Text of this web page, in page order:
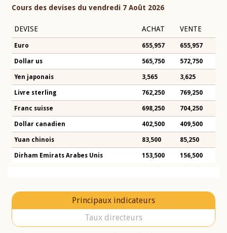
Cours des devises du vendredi 7 Août 2026
DEVISE ACHAT VENTE
Euro 655,957 655,957
Dollar us 565,750 572,750
Yen japonais 3,565 3,625
Livre sterling 762,250 769,250
Franc suisse 698,250 704,250
Dollar canadien 402,500 409,500
Yuan chinois 83,500 85,250
Dirham Emirats Arabes Unis 153,500 156,500
Principaux indicateurs
Taux directeurs